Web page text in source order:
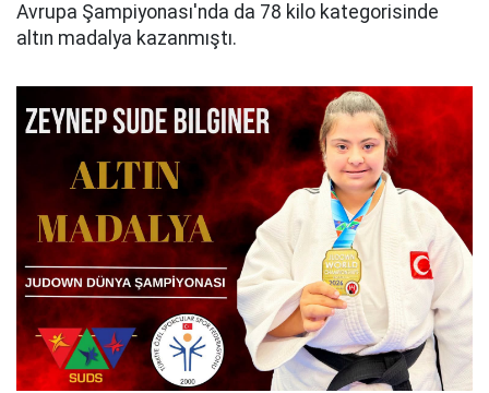
Avrupa Şampiyonası'nda da 78 kilo kategorisinde
altın madalya kazanmıştı.